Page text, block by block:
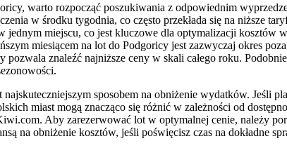
warto rozpocząć poszukiwania z odpowiednim
w środku tygodnia, co często przekłada się na niższe
miejscu, co jest kluczowe dla optymalizacji kosztów
miesiącem na lot do Podgoricy jest zazwyczaj okres
pozwala znaleźć najniższe ceny w skali całego roku.
najskuteczniejszym sposobem na obniżenie wydatków. Jeśli
miast mogą znacząco się różnić w zależności od
Aby zarezerwować lot w optymalnej cenie, należy
na obniżenie kosztów, jeśli poświęcisz czas na dokładne